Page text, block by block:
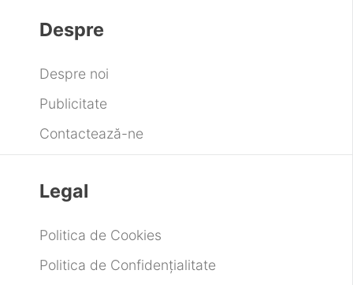
Despre
Despre noi
Publicitate
Contactează-ne
Legal
Politica de Cookies
Politica de Confidențialitate